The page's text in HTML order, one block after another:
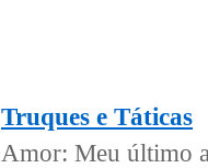
Truques e Táticas
Amor: Meu último